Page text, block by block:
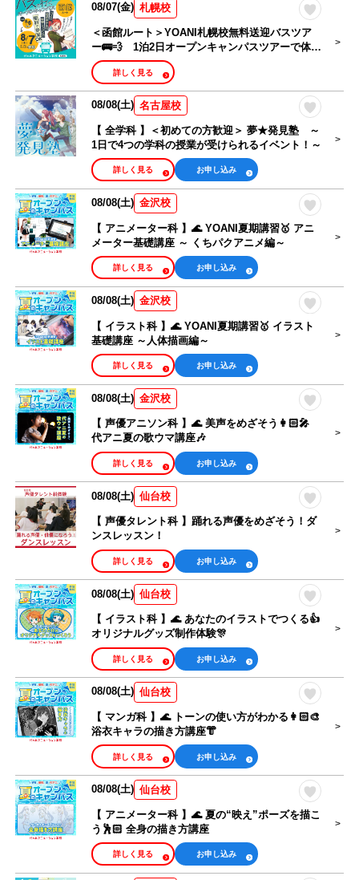
08/07(金) 札幌校
＜函館ルート＞YOANI札幌校無料送迎バスツア
ー🚌💨 1泊2日オープンキャンパスツアーで体験
授業を楽しもう！
詳しく見る
08/08(土) 名古屋校
【 全学科 】＜初めての方歓迎＞ 夢★発見塾 ～
1日で4つの学科の授業が受けられるイベント！～
お申し込み
詳しく見る
08/08(土) 金沢校
【 アニメーター科 】🌊 YOANI夏期講習🥇 アニ
メーター基礎講座 ～ くちパクアニメ編～
お申し込み
詳しく見る
08/08(土) 金沢校
【 イラスト科 】🌊 YOANI夏期講習🥇 イラスト
基礎講座 ～人体描画編～
お申し込み
詳しく見る
08/08(土) 金沢校
【 声優アニソン科 】🌊 美声をめざそう👩🏻‍🎤
代アニ夏の歌ウマ講座🎶
お申し込み
詳しく見る
08/08(土) 仙台校
【 声優タレント科 】踊れる声優をめざそう！ダ
ンスレッスン！
お申し込み
詳しく見る
08/08(土) 仙台校
【 イラスト科 】🌊 あなたのイラストでつくる👍
オリジナルグッズ制作体験🎊
お申し込み
詳しく見る
08/08(土) 仙台校
【 マンガ科 】🌊 トーンの使い方がわかる👩🏻‍🎨
浴衣キャラの描き方講座👘
お申し込み
詳しく見る
08/08(土) 仙台校
【 アニメーター科 】🌊 夏の“映え”ポーズを描こ
う🕺🏻 全身の描き方講座
お申し込み
詳しく見る